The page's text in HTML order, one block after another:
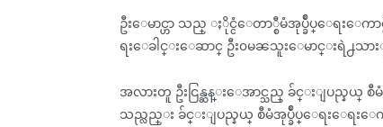
ဦးေမာင္ဟာ သည္ ႏိုင္ငံေတာ္စီမံအုပ္ခ်ဳပ္ေရးေကာင္
ရးေခါင္းေဆာင္ ဦး၀မၼသူးေမာင္းရဲ႕သား
အလားတူ ဦးငြန္ဆန္းေအာင္သည္ ခ်င္းျပည္နယ္
သည္လည္း ခ်င္းျပည္နယ္ စီမံအုပ္ခ်ဳပ္ေရးေရးေကာင္